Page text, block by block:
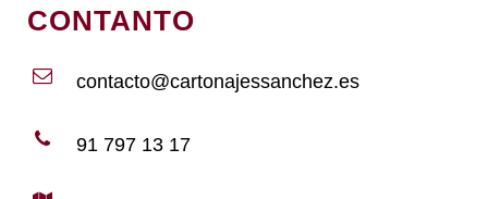
CONTANTO
contacto@cartonajessanchez.es
91 797 13 17